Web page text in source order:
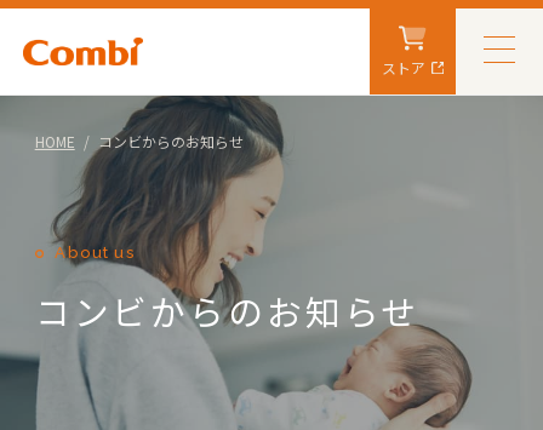
ストア
HOME コンビからのお知らせ
About us
コンビからのお知らせ